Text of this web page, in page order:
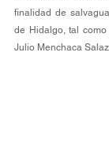
finalidad de
de Hidalgo, tal
Julio Menchaca